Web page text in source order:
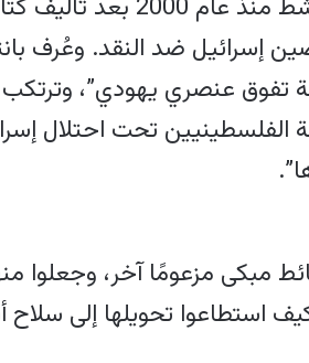
برز فنكلشتاين كمؤرخ
تفوق عنصري يهودي”،
الفلسطينيين تحت احتلال
مبكى مزعومًا آخر،
استطاعوا تحويلها إلى سلاح